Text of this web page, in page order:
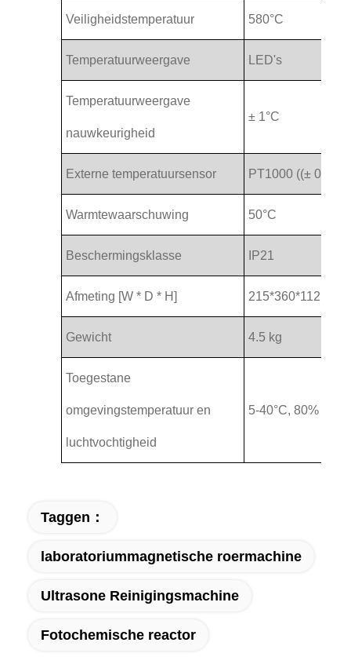
Veiligheidstemperatuur 580°C
Temperatuurweergave LED's
Temperatuurweergave
nauwkeurigheid
± 1°C
Externe temperatuursensor PT1000 ((± 0,5°C)
Warmtewaarschuwing 50°C
Beschermingsklasse IP21
Afmeting [W * D * H] 215*360*112 mm
Gewicht 4.5 kg
Toegestane
omgevingstemperatuur en
luchtvochtigheid
5-40°C, 80% RH
Taggen：
laboratoriummagnetische roermachine
Ultrasone Reinigingsmachine
Fotochemische reactor